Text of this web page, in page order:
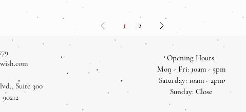
1 2
Suite 300
Opening Hours:
Mon - Fri: 10am - 5pm
​​Saturday: 10am - 2pm
​Sunday: Close